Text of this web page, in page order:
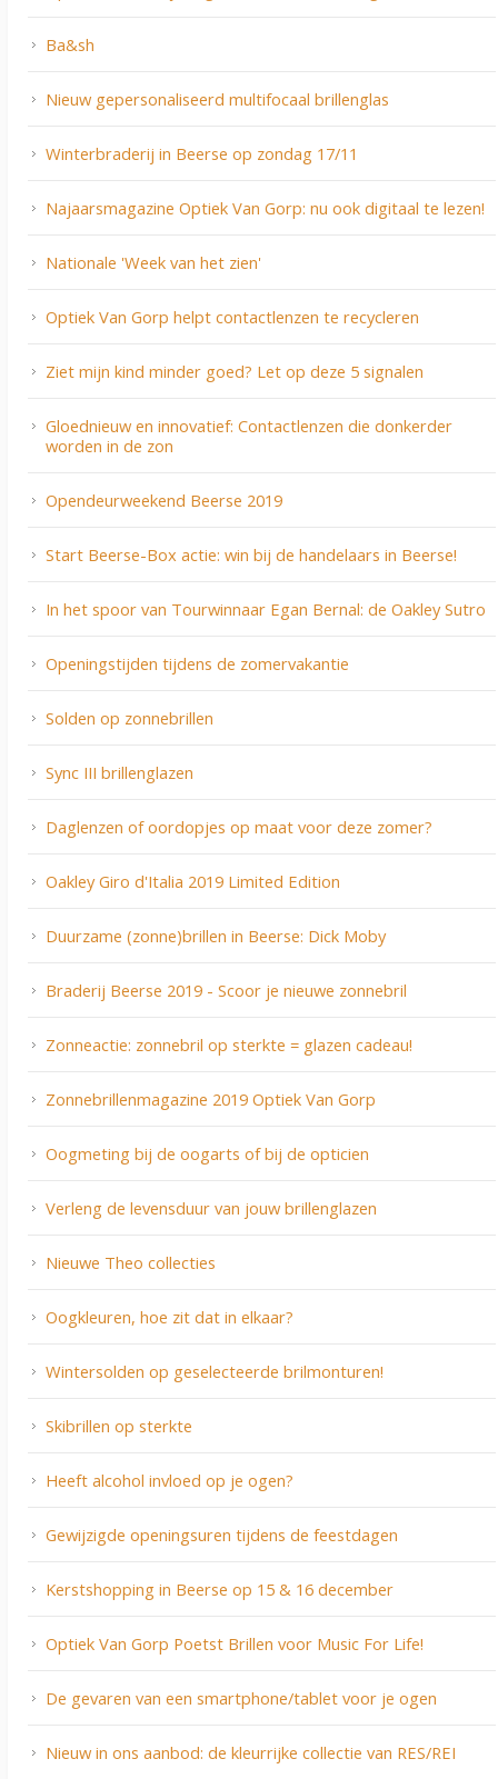
Ba&sh
Nieuw gepersonaliseerd multifocaal brillenglas
Winterbraderij in Beerse op zondag 17/11
Najaarsmagazine Optiek Van Gorp: nu ook digitaal te lezen!
Nationale 'Week van het zien'
Optiek Van Gorp helpt contactlenzen te recycleren
Ziet mijn kind minder goed? Let op deze 5 signalen
Gloednieuw en innovatief: Contactlenzen die donkerder
worden in de zon
Opendeurweekend Beerse 2019
Start Beerse-Box actie: win bij de handelaars in Beerse!
In het spoor van Tourwinnaar Egan Bernal: de Oakley Sutro
Openingstijden tijdens de zomervakantie
Solden op zonnebrillen
Sync III brillenglazen
Daglenzen of oordopjes op maat voor deze zomer?
Oakley Giro d'Italia 2019 Limited Edition
Duurzame (zonne)brillen in Beerse: Dick Moby
Braderij Beerse 2019 - Scoor je nieuwe zonnebril
Zonneactie: zonnebril op sterkte = glazen cadeau!
Zonnebrillenmagazine 2019 Optiek Van Gorp
Oogmeting bij de oogarts of bij de opticien
Verleng de levensduur van jouw brillenglazen
Nieuwe Theo collecties
Oogkleuren, hoe zit dat in elkaar?
Wintersolden op geselecteerde brilmonturen!
Skibrillen op sterkte
Heeft alcohol invloed op je ogen?
Gewijzigde openingsuren tijdens de feestdagen
Kerstshopping in Beerse op 15 & 16 december
Optiek Van Gorp Poetst Brillen voor Music For Life!
De gevaren van een smartphone/tablet voor je ogen
Nieuw in ons aanbod: de kleurrijke collectie van RES/REI